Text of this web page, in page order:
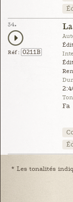
34.
Réf : 0211B
Fa
* Les tonalités